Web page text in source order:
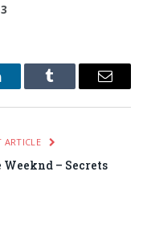
Tumblr Email
ARTICLE
Weeknd – Secrets